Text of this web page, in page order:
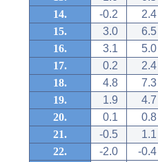
14.
-0.2
2.4
15.
3.0
6.5
16.
3.1
5.0
17.
0.2
2.4
18.
4.8
7.3
19.
1.9
4.7
20.
0.1
0.8
21.
-0.5
1.1
22.
-2.0
-0.4